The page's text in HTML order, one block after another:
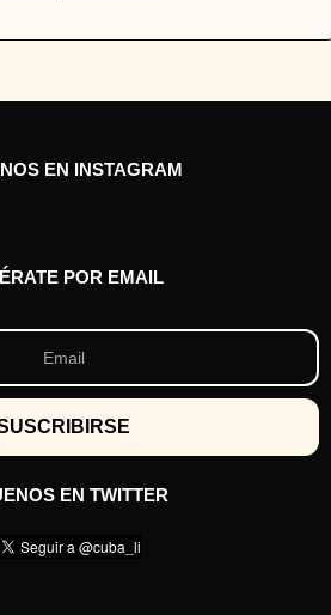
EN INSTAGRAM
POR EMAIL
EN TWITTER